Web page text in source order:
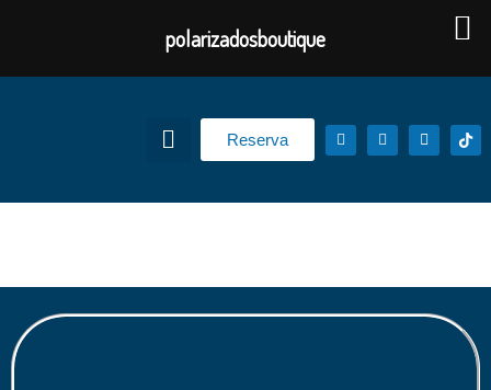
Reserva
polarizadosboutique